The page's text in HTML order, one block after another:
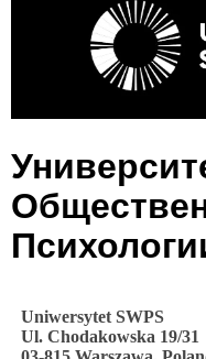
Uniwersytet SWPS
Ul. Chodakowska 19/31